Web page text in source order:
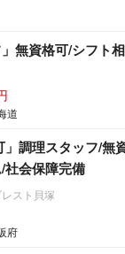
」無資格可/シフト
道
」調理スタッフ/
社会保障完備
スト貝塚
府